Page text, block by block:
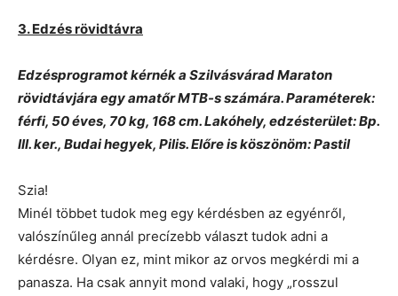
3. Edzés rövidtávra
Edzésprogramot kérnék a Szilvásvárad Maraton
rövidtávjára egy amatőr MTB-s számára. Paraméterek:
férfi, 50 éves, 70 kg, 168 cm. Lakóhely, edzésterület: Bp.
III. ker., Budai hegyek, Pilis. Előre is köszönöm: Pastil
Szia!
Minél többet tudok meg egy kérdésben az egyénről,
valószínűleg annál precízebb választ tudok adni a
kérdésre. Olyan ez, mint mikor az orvos megkérdi mi a
panasza. Ha csak annyit mond valaki, hogy „rosszul